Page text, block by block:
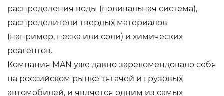
распределения воды (поливальная система),
распределители твердых материалов
(например, песка или соли) и химических
реагентов.
Компания MAN уже давно зарекомендовало себя
на российском рынке тягачей и грузовых
автомобилей, и является одним из самых